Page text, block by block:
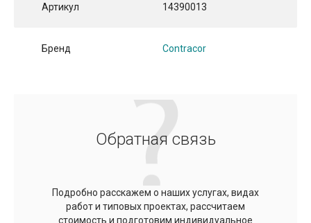
Артикул 14390013
Бренд Contracor
Обратная связь
Подробно расскажем о наших услугах, видах
работ и типовых проектах, рассчитаем
стоимость и подготовим индивидуальное